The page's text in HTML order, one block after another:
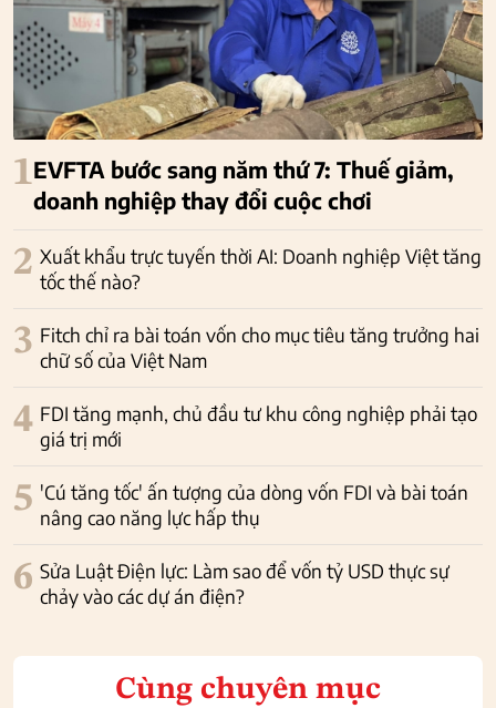
1EVFTA bước sang năm thứ 7: Thuế giảm,
doanh nghiệp thay đổi cuộc chơi
2 Xuất khẩu trực tuyến thời AI: Doanh nghiệp Việt tăng
tốc thế nào?
3 Fitch chỉ ra bài toán vốn cho mục tiêu tăng trưởng hai
chữ số của Việt Nam
4 FDI tăng mạnh, chủ đầu tư khu công nghiệp phải tạo
giá trị mới
5 'Cú tăng tốc' ấn tượng của dòng vốn FDI và bài toán
nâng cao năng lực hấp thụ
6 Sửa Luật Điện lực: Làm sao để vốn tỷ USD thực sự
chảy vào các dự án điện?
Cùng chuyên mục